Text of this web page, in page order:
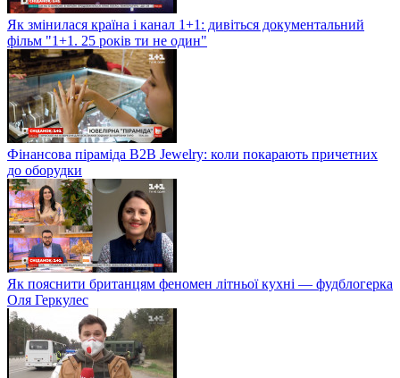
Як змінилася країна і канал 1+1: дивіться документальний
фільм "1+1. 25 років ти не один"
Фінансова піраміда B2B Jewelry: коли покарають причетних
до оборудки
Як пояснити британцям феномен літньої кухні — фудблогерка
Оля Геркулес